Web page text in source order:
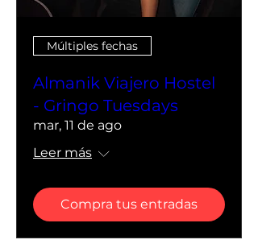
Múltiples fechas
Almanik Viajero Hostel
- Gringo Tuesdays
mar, 11 de ago
Leer más
Compra tus entradas